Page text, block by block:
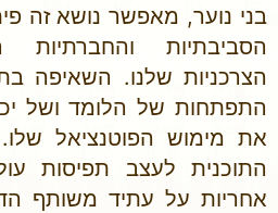
בני נוער, מאפשר נושא זה
הסביבתיות והחברתיות
הצרכניות שלנו. השאיפה
התפתחות של הלומד ושל
את מימוש הפוטנציאל
התוכנית לעצב תפיסות
אחריות על עתיד משותף